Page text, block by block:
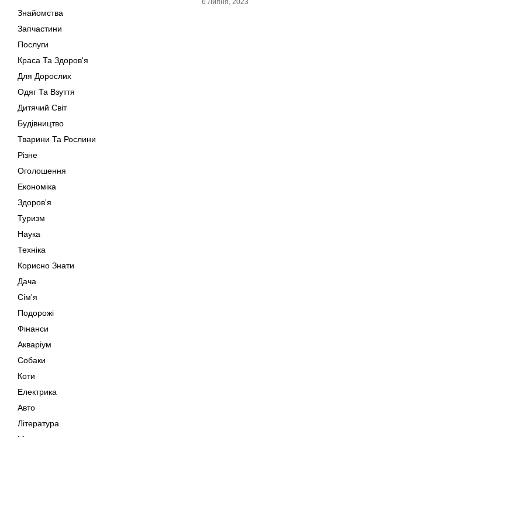
Знайомства
Запчастини
Послуги
Краса Та Здоров'я
Для Дорослих
Одяг Та Взуття
Дитячий Світ
Будівництво
Тварини Та Рослини
Різне
Оголошення
Економіка
Здоров'я
Туризм
Наука
Техніка
Корисно Знати
Дача
Сім'я
Подорожі
Фінанси
Акваріум
Собаки
Коти
Електрика
Авто
Література
Музика
6 Липня, 2023